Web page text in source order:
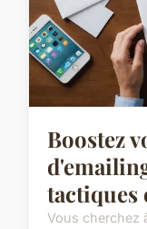
Boostez
tactiques
Vous cherchez